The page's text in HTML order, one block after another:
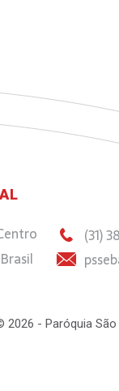
(31)
2026 - Paróquia